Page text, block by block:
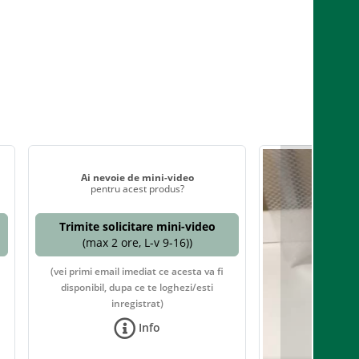
Ai nevoie de mini-video
pentru acest produs?
Trimite solicitare mini-video
(max 2 ore, L-v 9-16))
(vei primi email imediat ce acesta va fi
disponibil, dupa ce te loghezi/esti
inregistrat)
Info